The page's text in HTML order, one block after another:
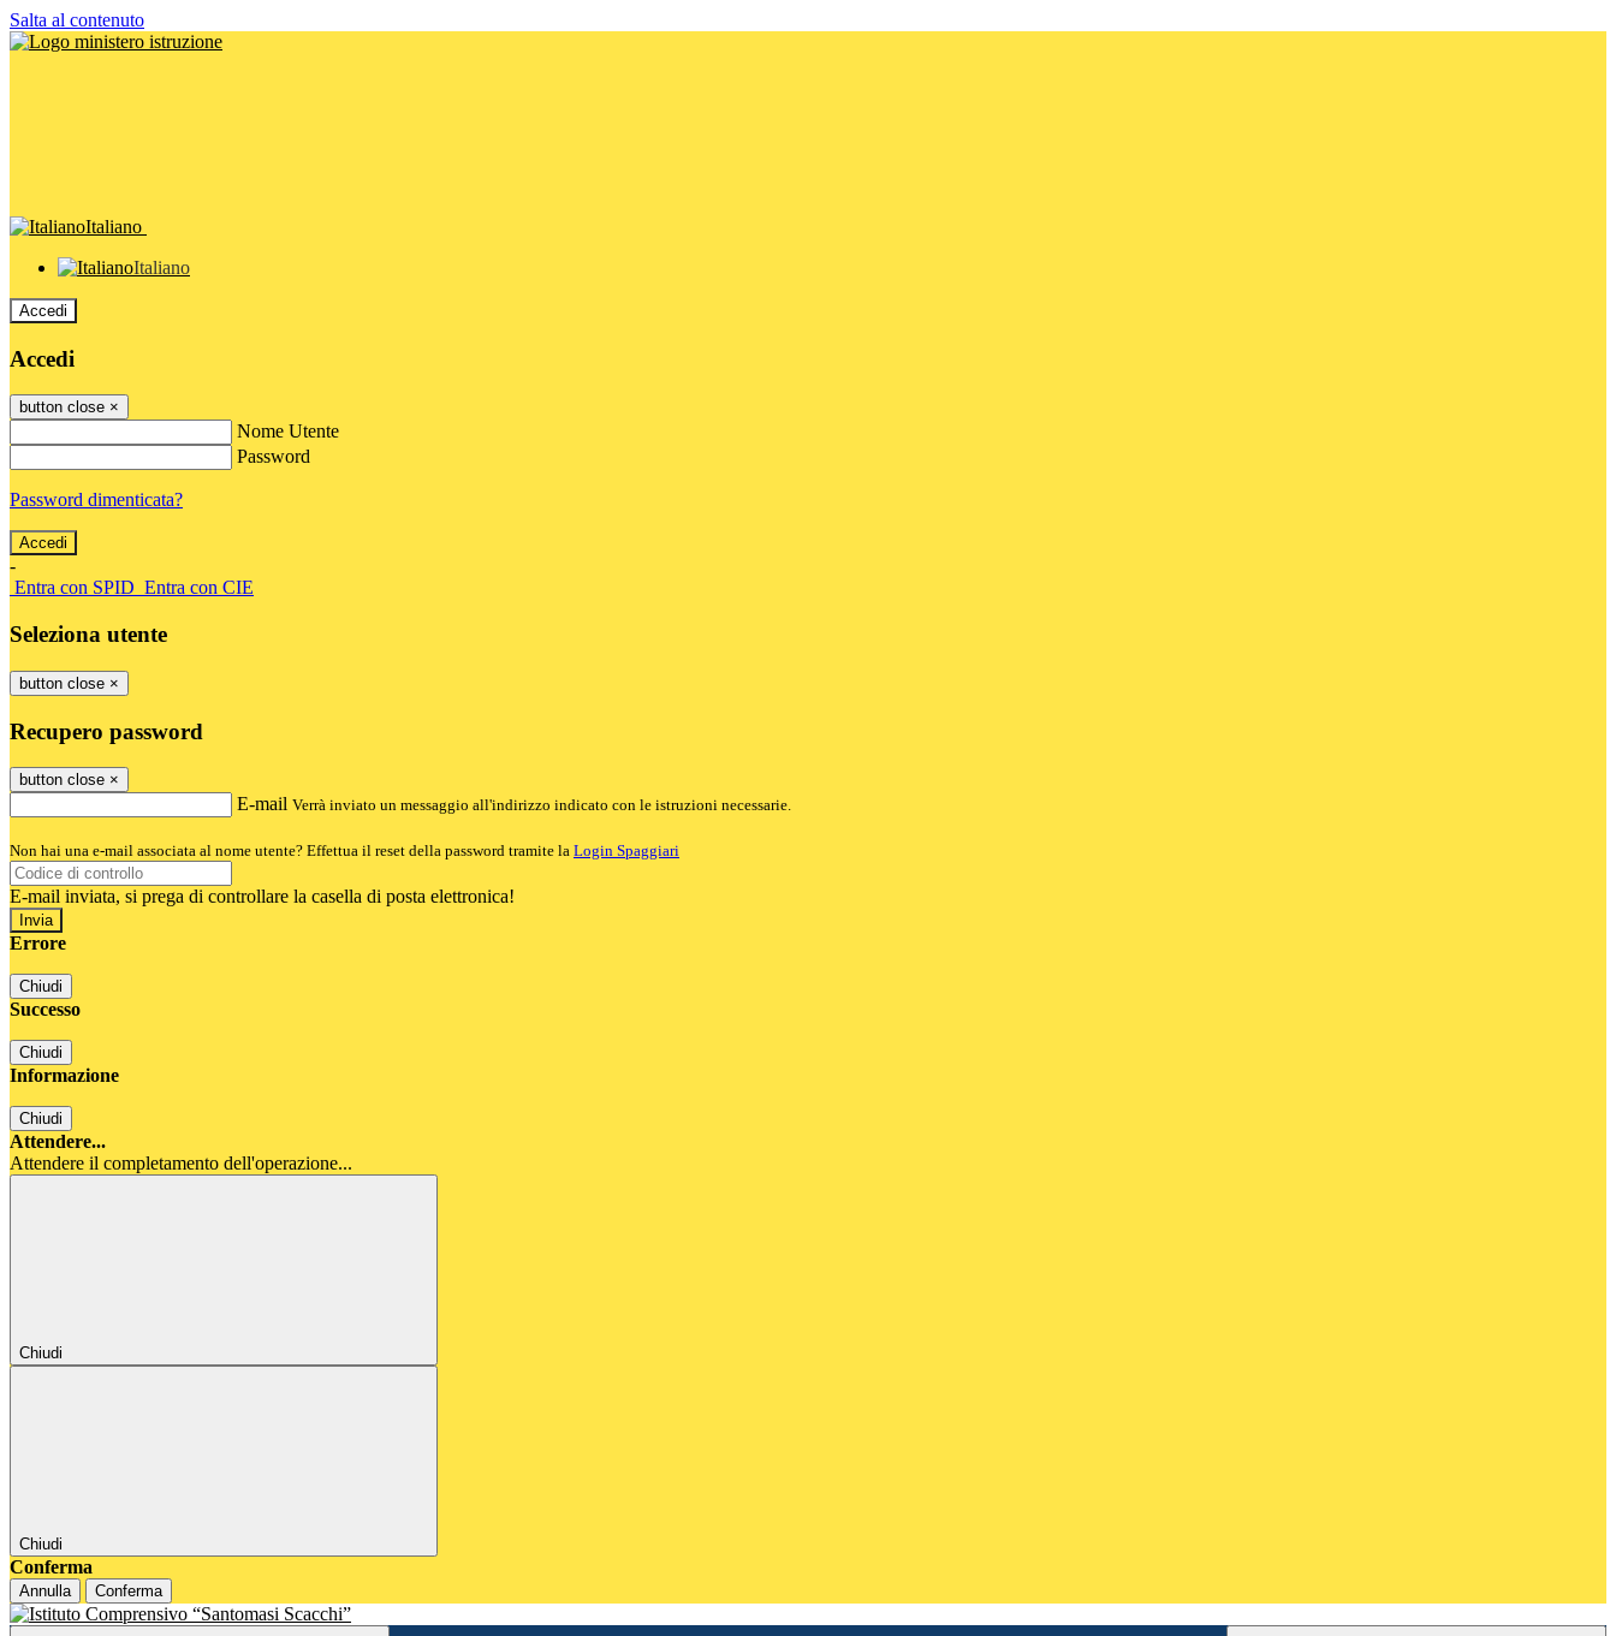
Salta al contenuto
Italiano
Italiano
Accedi
Accedi
button close ×
Nome Utente
Password
Password dimenticata?
-
Entra con SPID Entra con CIE
Seleziona utente
button close ×
Recupero password
button close ×
E-mail Verrà inviato un messaggio all'indirizzo indicato con le istruzioni necessarie.
Non hai una e-mail associata al nome utente? Effettua il reset della password tramite la Login Spaggiari
E-mail inviata, si prega di controllare la casella di posta elettronica!
Errore
Chiudi
Successo
Chiudi
Informazione
Chiudi
Attendere...
Attendere il completamento dell'operazione...
Chiudi
Chiudi
Conferma
Annulla Conferma